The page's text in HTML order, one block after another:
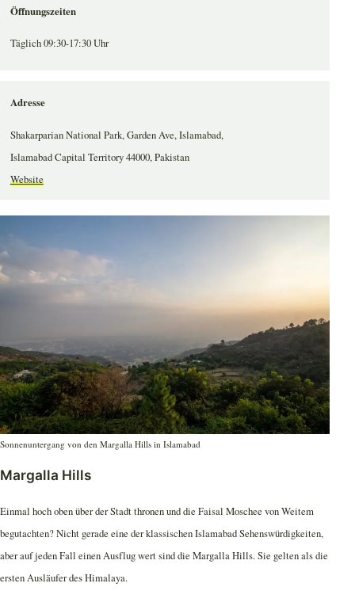
Öffnungszeiten
Täglich 09:30-17:30 Uhr
Adresse
Shakarparian National Park, Garden Ave, Islamabad,
Islamabad Capital Territory 44000, Pakistan
Website
Sonnenuntergang von den Margalla Hills in Islamabad
Margalla Hills
Einmal hoch oben über der Stadt thronen und die Faisal Moschee von Weitem
begutachten? Nicht gerade eine der klassischen Islamabad Sehenswürdigkeiten,
aber auf jeden Fall einen Ausflug wert sind die Margalla Hills. Sie gelten als die
ersten Ausläufer des Himalaya.